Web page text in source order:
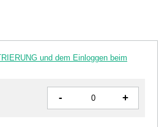
und dem Einloggen beim
- +